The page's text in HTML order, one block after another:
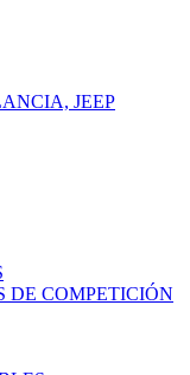
JEEP
DE COMPETICIÓN